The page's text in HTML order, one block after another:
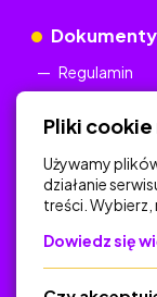
Dokumenty
Regulamin
Na skróty
Polityka
Regulamin
Pliki
Używamy
działanie
treści. Wybierz,
Dowiedz się